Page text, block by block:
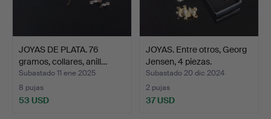
JOYAS DE PLATA. 76
gramos, collares, anill…
Subastado 11 ene 2025
8 pujas
53 USD
JOYAS. Entre otros, Georg
Jensen, 4 piezas.
Subastado 20 dic 2024
2 pujas
37 USD